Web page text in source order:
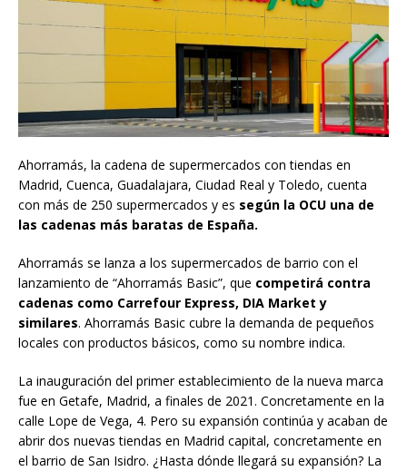
Ahorramás, la cadena de supermercados con tiendas en
Madrid, Cuenca, Guadalajara, Ciudad Real y Toledo, cuenta
con más de 250 supermercados y es según la OCU una de
las cadenas más baratas de España.
Ahorramás se lanza a los supermercados de barrio con el
lanzamiento de “Ahorramás Basic”, que competirá contra
cadenas como Carrefour Express, DIA Market y
similares. Ahorramás Basic cubre la demanda de pequeños
locales con productos básicos, como su nombre indica.
La inauguración del primer establecimiento de la nueva marca
fue en Getafe, Madrid, a finales de 2021. Concretamente en la
calle Lope de Vega, 4. Pero su expansión continúa y acaban de
abrir dos nuevas tiendas en Madrid capital, concretamente en
el barrio de San Isidro. ¿Hasta dónde llegará su expansión? La